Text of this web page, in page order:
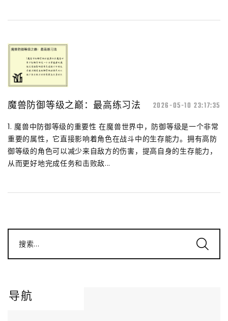
魔兽防御等级之巅：最高练习法 2026-05-10 23:17:35
1. 魔兽中防御等级的重要性 在魔兽世界中，防御等级是一个非常
重要的属性，它直接影响着角色在战斗中的生存能力。拥有高防
御等级的角色可以减少来自敌方的伤害，提高自身的生存能力，
从而更好地完成任务和击败敌...
搜索...
导航